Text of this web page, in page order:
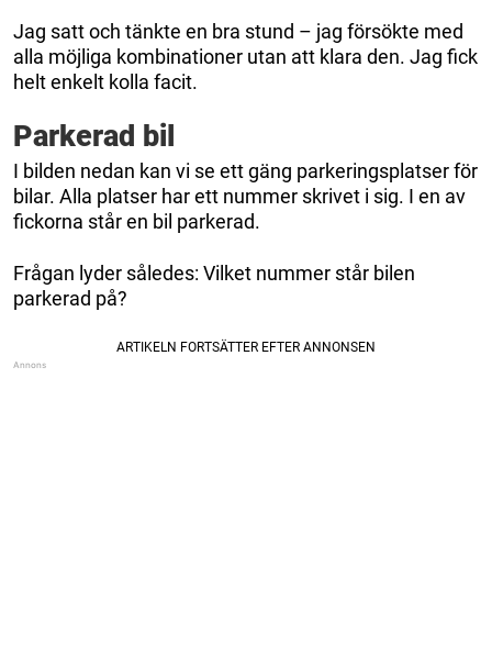
Jag satt och tänkte en bra stund – jag försökte med
alla möjliga kombinationer utan att klara den. Jag fick
helt enkelt kolla facit.
Parkerad bil
I bilden nedan kan vi se ett gäng parkeringsplatser för
bilar. Alla platser har ett nummer skrivet i sig. I en av
fickorna står en bil parkerad.
Frågan lyder således: Vilket nummer står bilen
parkerad på?